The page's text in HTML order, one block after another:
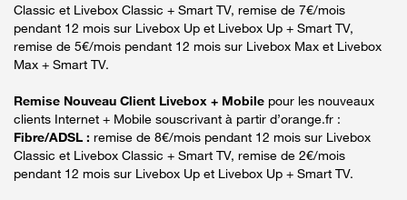
Classic et Livebox Classic + Smart TV, remise de 7€/mois
pendant 12 mois sur Livebox Up et Livebox Up + Smart TV,
remise de 5€/mois pendant 12 mois sur Livebox Max et Livebox
Max + Smart TV.
Remise Nouveau Client Livebox + Mobile pour les nouveaux
clients Internet + Mobile souscrivant à partir d’orange.fr :
Fibre/ADSL : remise de 8€/mois pendant 12 mois sur Livebox
Classic et Livebox Classic + Smart TV, remise de 2€/mois
pendant 12 mois sur Livebox Up et Livebox Up + Smart TV.